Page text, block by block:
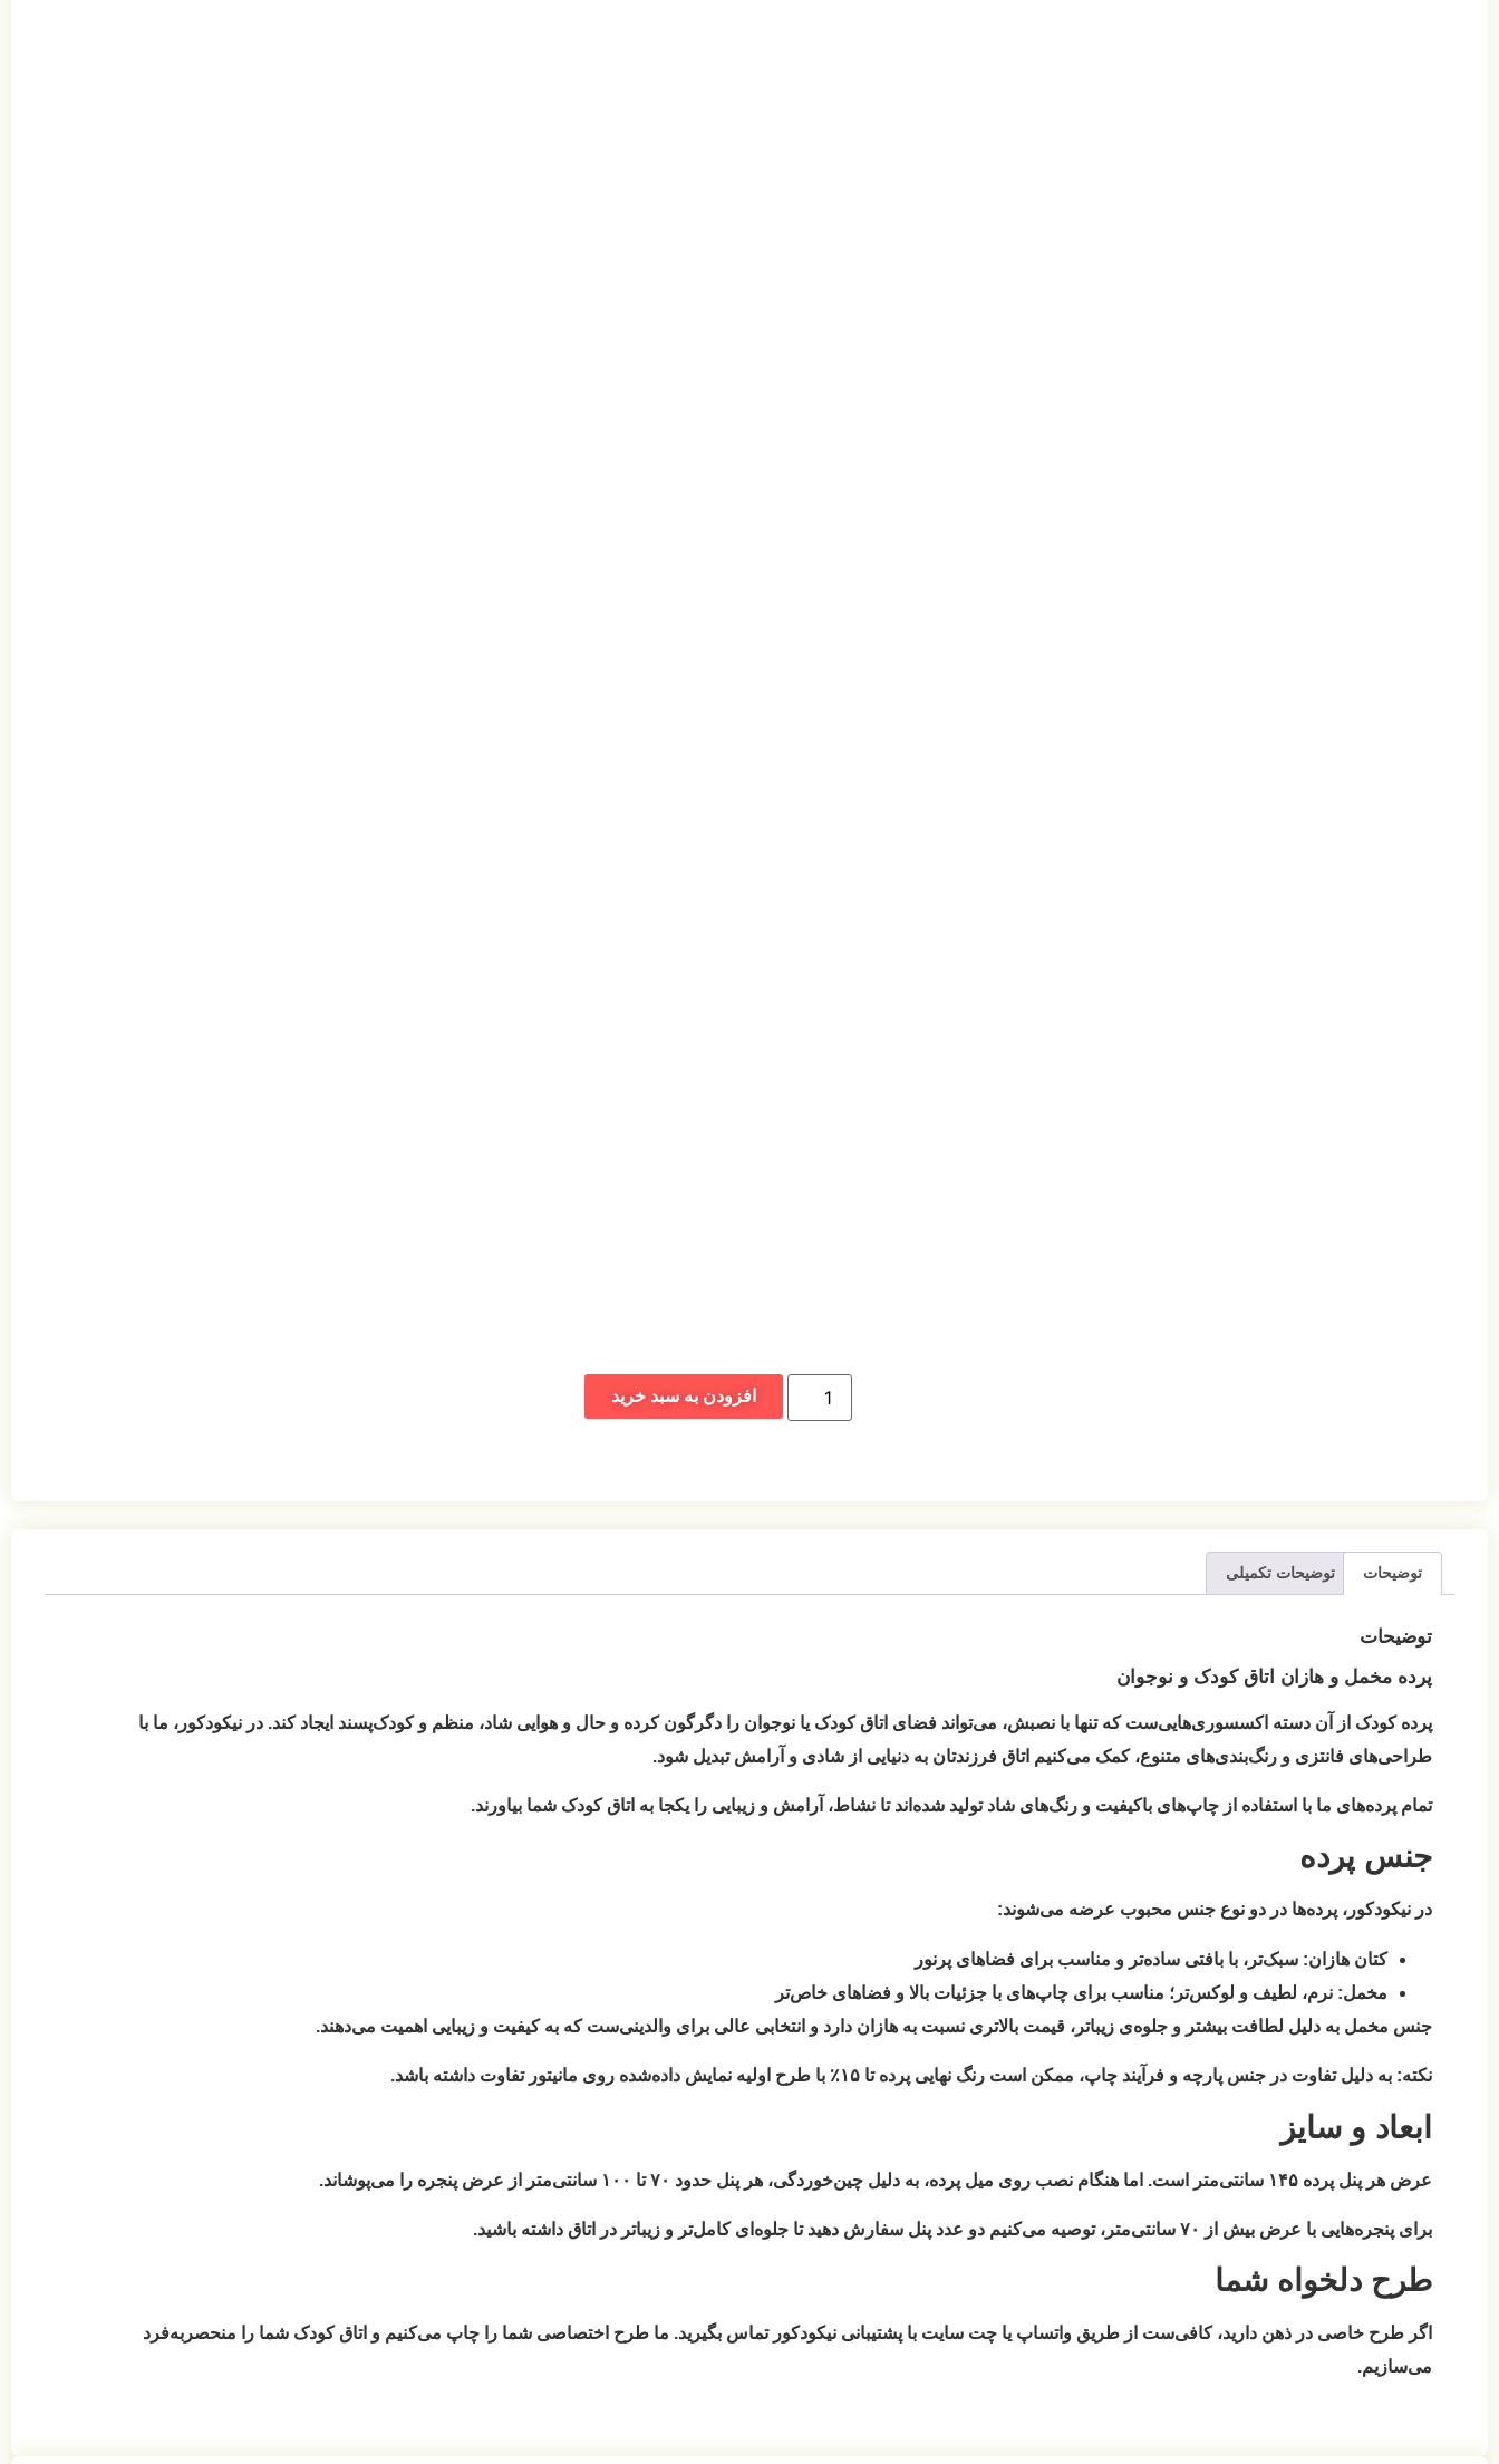
افزودن به سبد خرید
توضیحات توضیحات تکمیلی
توضیحات
پرده مخمل و هازان اتاق کودک و نوجوان
پرده کودک از آن دسته اکسسوری‌هایی‌ست که تنها با نصبش، می‌تواند فضای اتاق کودک یا نوجوان را دگرگون کرده و حال و هوایی شاد، منظم و کودک‌پسند ایجاد کند. در نیکودکور، ما با
طراحی‌های فانتزی و رنگ‌بندی‌های متنوع، کمک می‌کنیم اتاق فرزندتان به دنیایی از شادی و آرامش تبدیل شود.
تمام پرده‌های ما با استفاده از چاپ‌های باکیفیت و رنگ‌های شاد تولید شده‌اند تا نشاط، آرامش و زیبایی را یکجا به اتاق کودک شما بیاورند.
جنس پرده
در نیکودکور، پرده‌ها در دو نوع جنس محبوب عرضه می‌شوند:
کتان هازان: سبک‌تر، با بافتی ساده‌تر و مناسب برای فضاهای پرنور
مخمل: نرم، لطیف و لوکس‌تر؛ مناسب برای چاپ‌های با جزئیات بالا و فضاهای خاص‌تر
جنس مخمل به دلیل لطافت بیشتر و جلوه‌ی زیباتر، قیمت بالاتری نسبت به هازان دارد و انتخابی عالی برای والدینی‌ست که به کیفیت و زیبایی اهمیت می‌دهند.
نکته: به دلیل تفاوت در جنس پارچه و فرآیند چاپ، ممکن است رنگ نهایی پرده تا ۱۵٪ با طرح اولیه نمایش داده‌شده روی مانیتور تفاوت داشته باشد.
ابعاد و سایز
عرض هر پنل پرده ۱۴۵ سانتی‌متر است. اما هنگام نصب روی میل پرده، به دلیل چین‌خوردگی، هر پنل حدود ۷۰ تا ۱۰۰ سانتی‌متر از عرض پنجره را می‌پوشاند.
برای پنجره‌هایی با عرض بیش از ۷۰ سانتی‌متر، توصیه می‌کنیم دو عدد پنل سفارش دهید تا جلوه‌ای کامل‌تر و زیباتر در اتاق داشته باشید.
طرح دلخواه شما
اگر طرح خاصی در ذهن دارید، کافی‌ست از طریق واتساپ یا چت سایت با پشتیبانی نیکودکور تماس بگیرید. ما طرح اختصاصی شما را چاپ می‌کنیم و اتاق کودک شما را منحصربه‌فرد
می‌سازیم.